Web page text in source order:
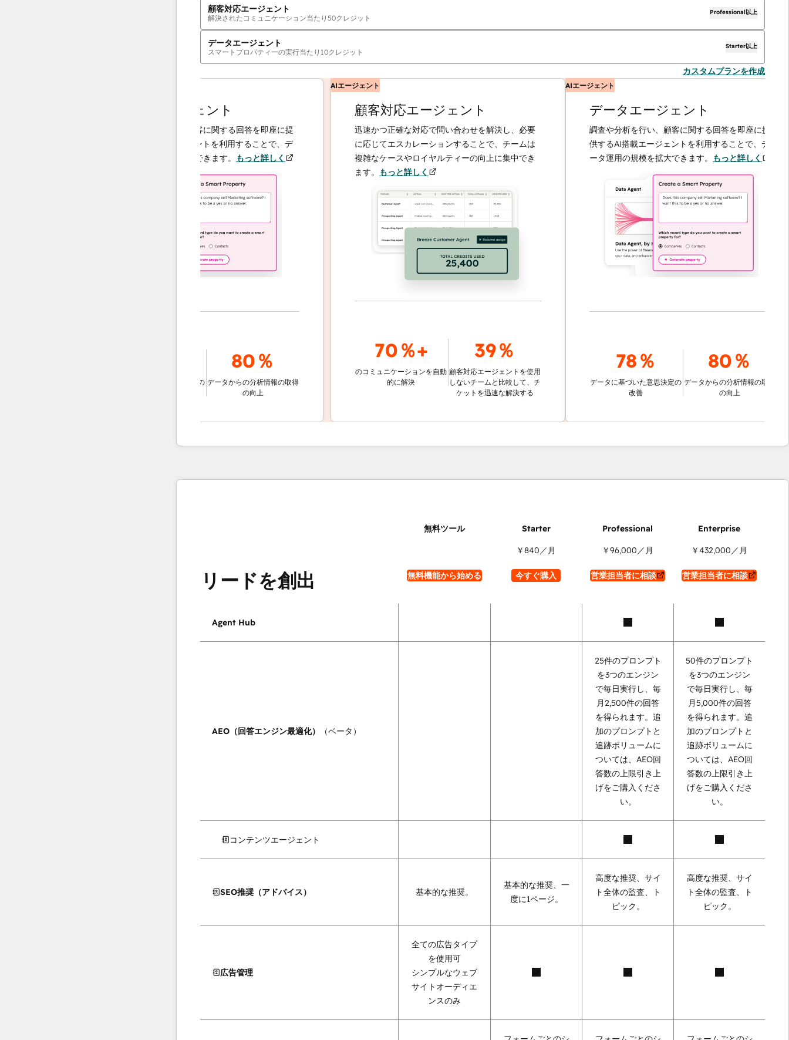
顧客対応エージェント
解決されたコミュニケーション当たり 50クレジット
Professional以上
データエージェント
スマートプロパティーの実行当たり 10クレジット
Starter以上
カスタムプランを作成
データエージェント
調査や分析を行い、顧客に関する回答を即座に提
供するAI搭載エージェントを利用することで、デ
ータ運用の規模を拡大できます。もっと詳しく
80％
データからの分析情報の取得
AIエージェント
顧客対応エージェント
迅速かつ正確な対応で問い合わせを解決し、必要
に応じてエスカレーションすることで、チームは
複雑なケースやロイヤルティーの向上に集中でき
ます。もっと詳しく
70％+
のコミュニケーションを自動
的に解決
39％
顧客対応エージェントを使用
しないチームと比較して、チ
ケットを迅速な解決する
AIエージェント
データエージェント
調査や分析を行い、顧客に関する回答を即座に提
供するAI搭載エージェントを利用することで、デ
ータ運用の規模を拡大できます。もっと詳しく
78％
データに基づいた意思決定の
80％
データからの分析情報の取得
リードを創出 無料機能から始める
￥840 ／月
今すぐ購入
￥96,000 ／月
営業担当者に相談
￥432,000 ／月
営業担当者に相談
Agent Hub
AEO（回答エンジン最適化） （ベータ）
25件のプロンプト
を3つのエンジン
で毎日実行し、毎
月2,500件の回答
を得られます。追
加のプロンプトと
追跡ボリュームに
ついては、AEO回
答数の上限引き上
げをご購入くださ
い。
50件のプロンプト
を3つのエンジン
で毎日実行し、毎
月5,000件の回答
を得られます。追
加のプロンプトと
追跡ボリュームに
ついては、AEO回
答数の上限引き上
げをご購入くださ
い。
コンテンツエージェント
SEO推奨（アドバイス） 基本的な推奨。
基本的な推奨、一
度に1ページ。
高度な推奨、サイ
ト全体の監査、ト
ピック。
高度な推奨、サイ
ト全体の監査、ト
ピック。
広告管理
全ての広告タイプ
を使用可
シンプルなウェブ
サイトオーディエ
ンスのみ